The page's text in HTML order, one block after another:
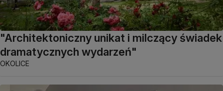
"Architektoniczny unikat i milczący świadek
dramatycznych wydarzeń"
OKOLICE